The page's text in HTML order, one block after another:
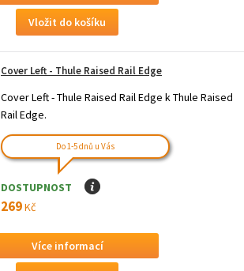
Cover Left - Thule Raised Rail Edge
Cover Left - Thule Raised Rail Edge k Thule Raised
Rail Edge.
Do 1-5 dnů u Vás
DOSTUPNOST I
269Kč
Více informací